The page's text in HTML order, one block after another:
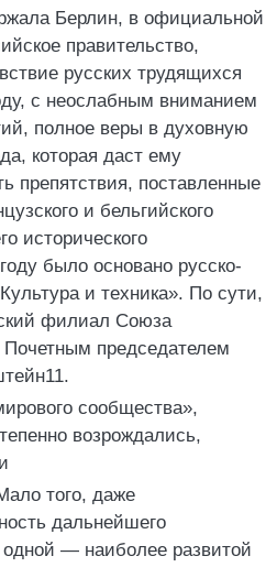
Берлин, в официальной
правительство,
русских трудящихся
с неослабным вниманием
полное веры в духовную
которая даст ему
препятствия, поставленные
и бельгийского
исторического
было основано русско-
и техника». По сути,
филиал Союза
Почетным председателем
сообщества»,
возрождались,
того, даже
дальнейшего
— наиболее развитой